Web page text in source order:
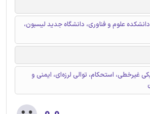
علوم و فناوری، دانشگاه جدید لیسبون،
غیرخطی، استحکام، توالی لرزه‌ای، ایمنی و